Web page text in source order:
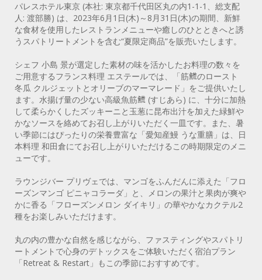
パレスホテル東京 (本社: 東京都千代田区丸の内1-1-1、総支配
人: 渡部勝) は、2023年6月1日(木)～8月31日(木)の期間、新鮮
な食材を使用したレストランメニューや癒しのひとときへと誘
うスパトリートメントを含む“夏限定商品”を販売いたします。
シェフ 小島 景が選定した素材の味を活かしたお料理の数々を
ご用意するフランス料理 エステールでは、「筋𩺊のロースト
冬瓜 クルジェットとオリーブのマーマレード」をご提供いたし
ます。水揚げ量の少ない高級魚筋𩺊 (すじあら) に、十分に加熱
して柔らかくしたズッキーニと玉葱に昆布出汁を加えた緑鮮や
かなソースを絡めてお召し上がりいただく一皿です。また、暑
い季節にはぴったりの栄養豊富な「愛知産鰻 うな重膳」は、日
本料理 和田倉にてお召し上がりいただけるこの時期限定のメニ
ューです。
ラウンジバー プリヴェでは、マンゴをふんだんに添えた「フロ
ーズンマンゴ ピニャコラーダ」と、メロンの果汁と果肉が爽や
かに香る「フローズンメロン ダイキリ」の華やかなカクテル2
種をお楽しみいただけます。
丸の内の豊かな自然を感じながら、ファスティングやスパトリ
ートメントで心身のデトックスをご体験いただく宿泊プラン
「Retreat & Restart」もこの季節におすすめです。